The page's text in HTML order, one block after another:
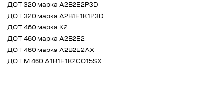
ДОТ 320 марка А2В2Е2Р3D
ДОТ 320 марка А2В1Е1К1Р3D
ДОТ 460 марка К2
ДОТ 460 марка А2В2Е2
ДОТ 460 марка А2В2Е2АХ
ДОТ М 460 A1B1E1K2CO15SX